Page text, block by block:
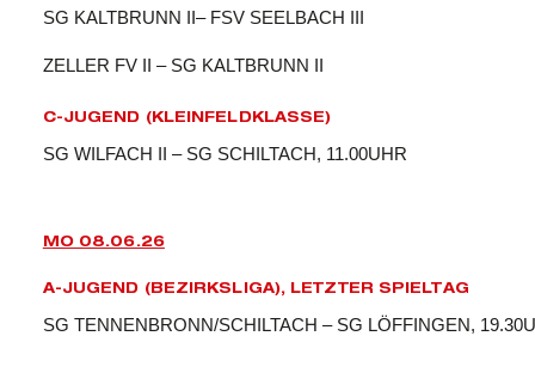
SG KALTBRUNN II– FSV SEELBACH III
ZELLER FV II – SG KALTBRUNN II
C-JUGEND (KLEINFELDKLASSE)
SG WILFACH II – SG SCHILTACH, 11.00UHR
MO 08.06.26
A-JUGEND (BEZIRKSLIGA), LETZTER SPIELTAG
SG TENNENBRONN/SCHILTACH – SG LÖFFINGEN,